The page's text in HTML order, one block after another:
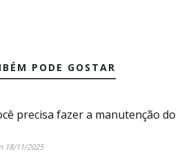
PODE GOSTAR
precisa fazer a manutenção do
18/11/2025